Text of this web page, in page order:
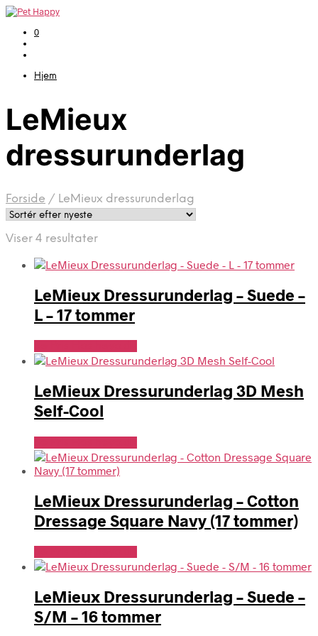
0
Hjem
LeMieux
dressurunderlag
Forside / LeMieux dressurunderlag
Viser 4 resultaterSorteret
seneste
LeMieux Dressurunderlag – Suede –
L – 17 tommer
LeMieux Dressurunderlag 3D Mesh
Self-Cool
LeMieux Dressurunderlag – Cotton
Dressage Square Navy (17 tommer)
LeMieux Dressurunderlag – Suede –
S/M – 16 tommer